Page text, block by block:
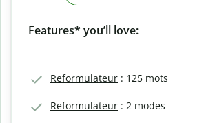
Features* you’ll love:
Reformulateur : 125 mots
Reformulateur : 2 modes